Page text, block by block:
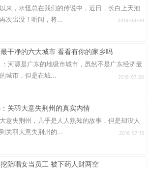
来，水怪总在我们的传说中，近日，长白上天池
次出没！听闻，将...
2016-08-09
干净的六大城市 看看有你的家乡吗
河源是广东的地级市城市，虽然不是广东经济最
城市，但是在城...
2016-07-20
关羽大意失荆州的真实内情
意失荆州，几乎是人人熟知的故事，但是却没人
关羽大意失荆州的...
2016-07-13
陪唱女当员工 被下药人财两空